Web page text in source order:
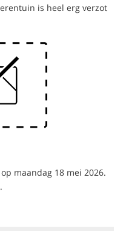
is heel erg verzot
maandag 18 mei 2026.